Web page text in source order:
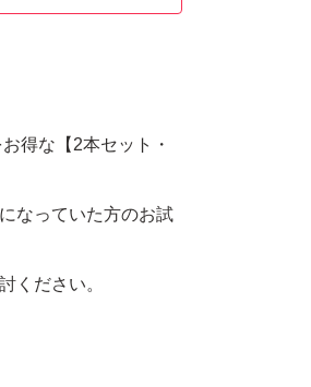
得な【2本セット・
なっていた方のお試
ください。